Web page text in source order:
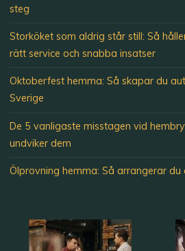
steg
Storköket som aldrig står still: Så
rätt service och snabba insatser
Oktoberfest hemma: Så skapar du
Sverige
De 5 vanligaste misstagen vid
undviker dem
Ölprovning hemma: Så arrangerar du